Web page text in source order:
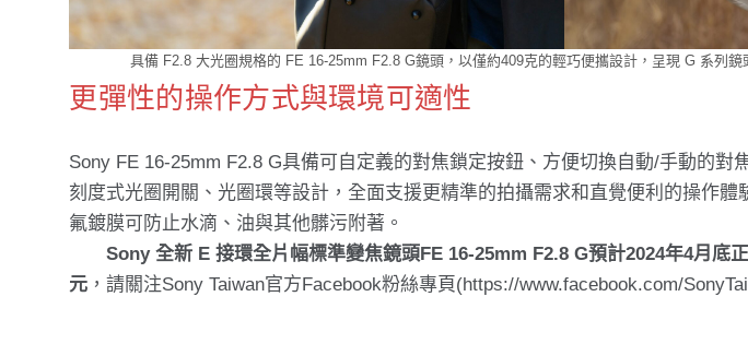
具備 F2.8 大光圈規格的 FE 16-25mm F2.8 G鏡頭，以僅約409克的輕巧便攜設計，呈現 G 系列鏡
更彈性的操作方式與環境可適性
Sony FE 16-25mm F2.8 G具備可⾃定義的對焦鎖定按鈕、方便切換⾃動/⼿動的對
刻度式光圈開關、光圈環等設計，全面支援更精準的拍攝需求和直覺便利的操作體
氟鍍膜可防止水滴、油與其他髒污附著。
Sony 全新 E 接環全片幅標準變焦鏡頭FE 16-25mm F2.8 G預計2024年4月底
元 ，請關注Sony Taiwan官方Facebook粉絲專頁(https://www.facebook.com/